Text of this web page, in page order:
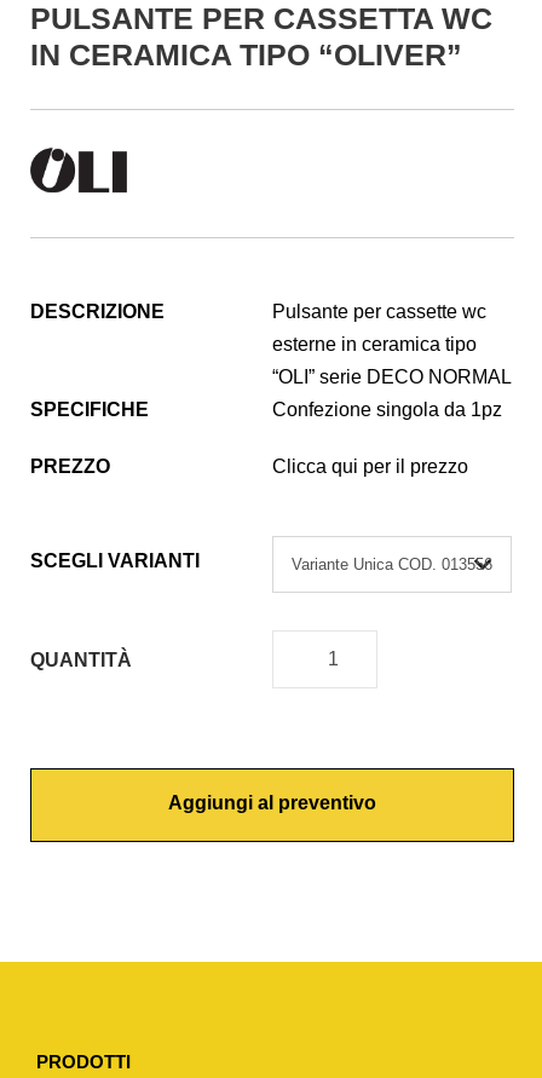
PULSANTE PER CASSETTA WC
IN CERAMICA TIPO “OLIVER”
DESCRIZIONE
Pulsante per cassette wc
esterne in ceramica tipo
“OLI” serie DECO NORMAL
SPECIFICHE
Confezione singola da 1pz
PREZZO Clicca qui per il prezzo
SCEGLI VARIANTI
QUANTITÀ
P
S
N
E
A
Aggiungi al preventivo
PRODOTTI